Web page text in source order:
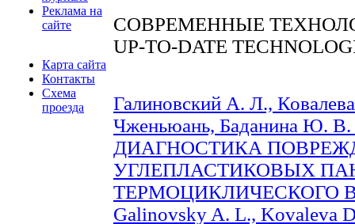
Реклама на
сайте
Карта сайта
Контакты
Схема
проезда
СОВРЕМЕННЫЕ
UP-TO-DATE
Галиновский А. Л.,
Чженьюань, Баданина Ю.
ДИАГНОСТИКА
УГЛЕПЛАСТИКОВЫХ
ТЕРМОЦИКЛИЧЕСКОГО
Galinovsky A. L., Kovaleva